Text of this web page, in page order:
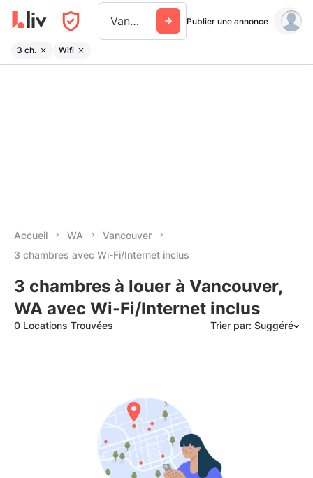
Vancouver Wa Publier une annonce
3 ch. Wifi
Accueil WA
Vancouver
3 chambres avec Wi-Fi/Internet inclus
3 chambres à louer à Vancouver,
WA avec Wi-Fi/Internet inclus
0 Locations Trouvées Trier par: Suggéré
Date: les plus anciens d’abord